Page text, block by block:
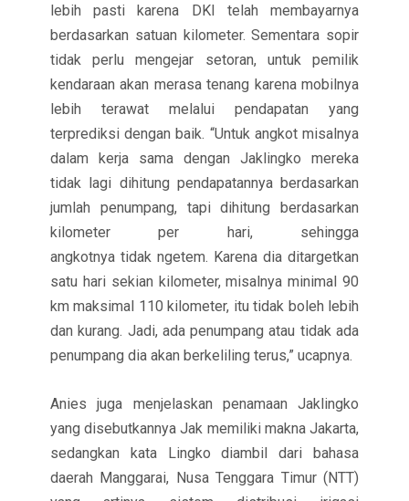
lebih pasti karena DKI telah membayarnya
berdasarkan satuan kilometer. Sementara sopir
tidak perlu mengejar setoran, untuk pemilik
kendaraan akan merasa tenang karena mobilnya
lebih terawat melalui pendapatan yang
terprediksi dengan baik. “Untuk angkot misalnya
dalam kerja sama dengan Jaklingko mereka
tidak lagi dihitung pendapatannya berdasarkan
jumlah penumpang, tapi dihitung berdasarkan
kilometer per hari, sehingga
angkotnya tidak ngetem. Karena dia ditargetkan
satu hari sekian kilometer, misalnya minimal 90
km maksimal 110 kilometer, itu tidak boleh lebih
dan kurang. Jadi, ada penumpang atau tidak ada
penumpang dia akan berkeliling terus,” ucapnya.
Anies juga menjelaskan penamaan Jaklingko
yang disebutkannya Jak memiliki makna Jakarta,
sedangkan kata Lingko diambil dari bahasa
daerah Manggarai, Nusa Tenggara Timur (NTT)